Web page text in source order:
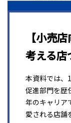
【小売
考える店
本資料では、
促進部門を歴
年のキャリア
愛される店舗